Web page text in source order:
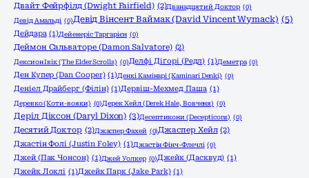
Двайт Фейрфілд (Dwight Fairfield) (2)Дванадцятий Доктор (0)
Девід Амальді (0)Девід Вінсент Ваймак (David Vincent Wymack) (5)
Дейдара (1)Дейенеріс Таргарієн (0)
Деймон Сальваторе (Damon Salvatore) (2)
Дексион Івік (The Elder Scrolls) (0)Делфі Діґорі (Редл) (1)Деметра (0)
Ден Купер (Dan Cooper) (1)Денкі Камінарі (Kaminari Denki) (0)
Деніел Драйберг (Філін) (1)Дервіш-Мехмед Паша (1)
Деревко (Коти-вояки) (0)Дерек Хейл (Derek Hale, Вовченя) (0)
Деріл Діксон (Daryl Dixon) (3)Десептикони (Decepticons) (0)
Десятий Доктор (2)Джаспер Фахей (0)Джаспер Хейл (2)
Джастін Фолі (Justin Foley) (1)Джастін Фінч-Флечлі (0)
Джей (Пак Чонсон) (1)Джей Уолкер (0)Джейк (Дасквуд) (1)
Джейк Локлі (1)Джейк Парк (Jake Park) (1)